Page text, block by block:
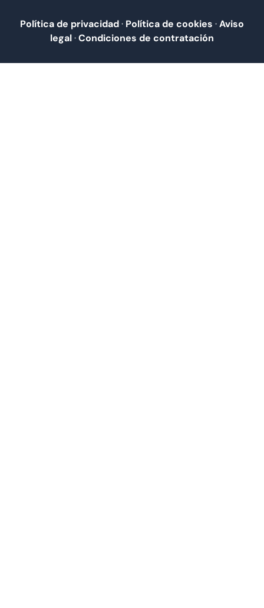
Política de privacidad· Política de cookies ·Aviso
legal·Condiciones de contratación